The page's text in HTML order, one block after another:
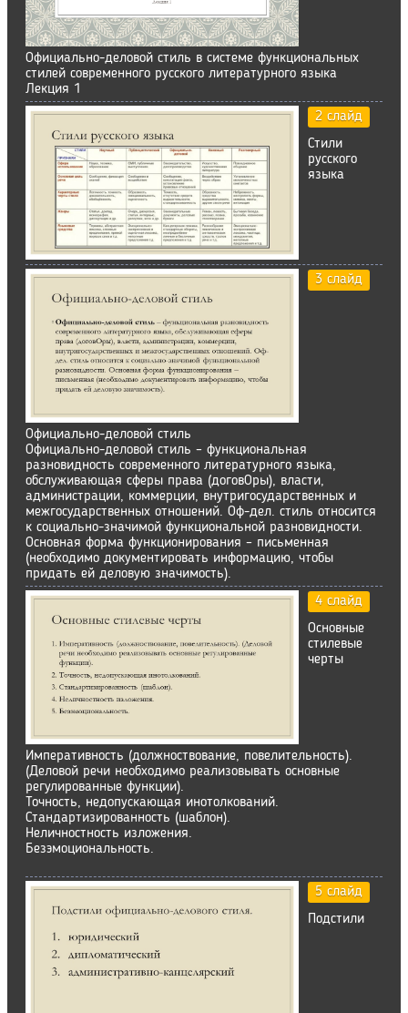
Официально-деловой стиль в системе функциональных
стилей современного русского литературного языка
Лекция 1
2 слайд
Стили
русского
языка
3 слайд
Официально-деловой стиль
Официально-деловой стиль – функциональная
разновидность современного литературного языка,
обслуживающая сферы права (договОры), власти,
администрации, коммерции, внутригосударственных и
межгосударственных отношений. Оф-дел. стиль относится
к социально-значимой функциональной разновидности.
Основная форма функционирования – письменная
(необходимо документировать информацию, чтобы
придать ей деловую значимость).
4 слайд
Основные
стилевые
черты
Императивность (должноствование, повелительность).
(Деловой речи необходимо реализовывать основные
регулированные функции).
Точность, недопускающая инотолкований.
Стандартизированность (шаблон).
Неличностность изложения.
Безэмоциональность.
5 слайд
Подстили